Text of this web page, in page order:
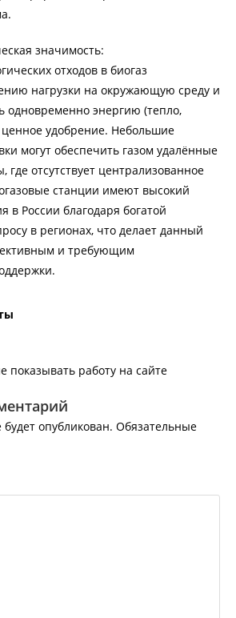
значимость:
отходов в биогаз
нагрузки на окружающую среду и
одновременно энергию (тепло,
удобрение. Небольшие
могут обеспечить газом удалённые
где отсутствует централизованное
станции имеют высокий
в России благодаря богатой
в регионах, что делает данный
и требующим
показывать работу на сайте
опубликован. Обязательные